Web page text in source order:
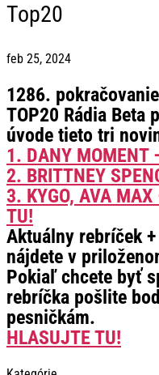
Top20
feb 25, 2024
1286.
TOP20 Rádia Beta
úvode tieto tri
1. DANY MOMENT
2. BRITTNEY
3. KYGO, AVA
TU!
Aktuálny rebríček
nájdete v
Pokiaľ chcete byť
rebríčka pošlite
pesničkám.
HLASUJTE TU!